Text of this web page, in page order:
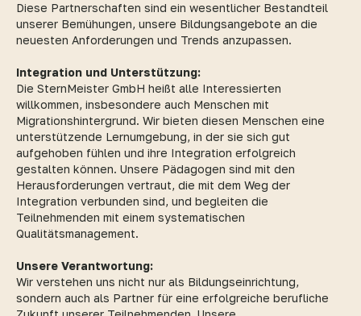
Diese Partnerschaften sind ein wesentlicher Bestandteil
unserer Bemühungen, unsere Bildungsangebote an die
neuesten Anforderungen und Trends anzupassen.
Integration und Unterstützung:
Die SternMeister GmbH heißt alle Interessierten
willkommen, insbesondere auch Menschen mit
Migrationshintergrund. Wir bieten diesen Menschen eine
unterstützende Lernumgebung, in der sie sich gut
aufgehoben fühlen und ihre Integration erfolgreich
gestalten können. Unsere Pädagogen sind mit den
Herausforderungen vertraut, die mit dem Weg der
Integration verbunden sind, und begleiten die
Teilnehmenden mit einem systematischen
Qualitätsmanagement.
Unsere Verantwortung:
Wir verstehen uns nicht nur als Bildungseinrichtung,
sondern auch als Partner für eine erfolgreiche berufliche